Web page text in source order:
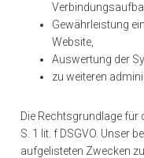
Gewährleistung
Website,
Auswertung der
zu weiteren
Die Rechtsgrundlage für
S. 1 lit. f DSGVO. Unser
aufgelisteten Zwecken